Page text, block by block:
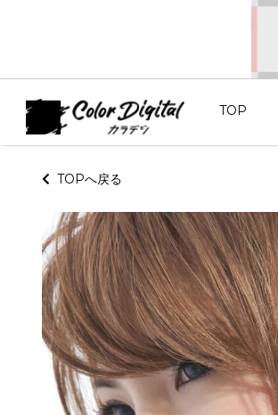
TOP
TOPへ戻る